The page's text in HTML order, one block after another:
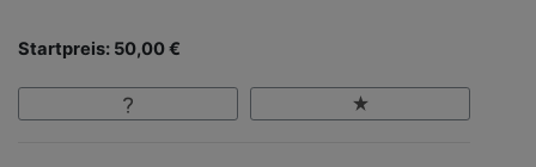
Startpreis: 50,00 €